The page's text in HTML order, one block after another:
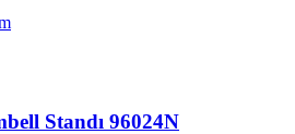
Standı 96024N